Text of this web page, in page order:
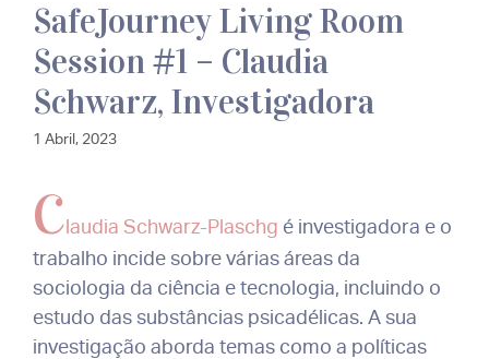
SafeJourney Living Room
Session #1 – Claudia
Schwarz, Investigadora
1 Abril, 2023
Claudia Schwarz-Plaschg é investigadora e o
trabalho incide sobre várias áreas da
sociologia da ciência e tecnologia, incluindo o
estudo das substâncias psicadélicas. A sua
investigação aborda temas como a políticas